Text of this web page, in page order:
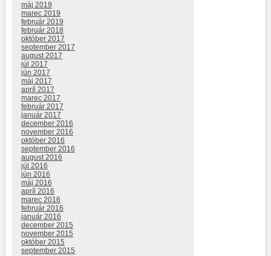
máj 2019
marec 2019
február 2019
február 2018
október 2017
september 2017
august 2017
júl 2017
jún 2017
máj 2017
apríl 2017
marec 2017
február 2017
január 2017
december 2016
november 2016
október 2016
september 2016
august 2016
júl 2016
jún 2016
máj 2016
apríl 2016
marec 2016
február 2016
január 2016
december 2015
november 2015
október 2015
september 2015